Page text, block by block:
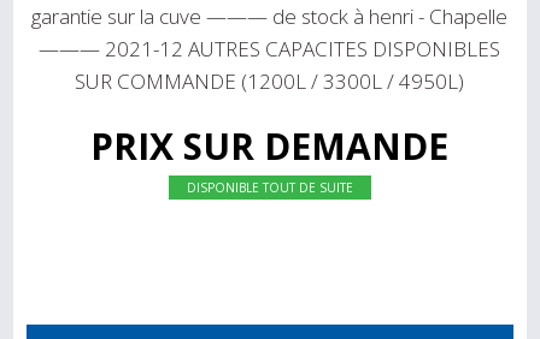
garantie sur la cuve ——— de stock à henri - Chapelle
——— 2021-12 AUTRES CAPACITES DISPONIBLES
SUR COMMANDE (1200L / 3300L / 4950L)
PRIX SUR DEMANDE
DISPONIBLE TOUT DE SUITE